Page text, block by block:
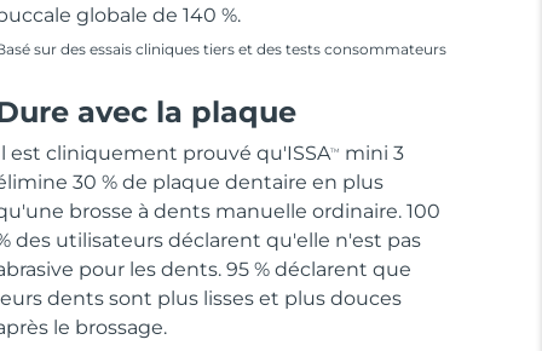
globale de 140 %.
sur des essais cliniques tiers et des tests consommateurs
avec la plaque
est cliniquement prouvé qu'ISSATM
mini 3
30 % de plaque dentaire en plus
brosse à dents manuelle ordinaire. 100
des utilisateurs déclarent qu'elle n'est pas
pour les dents. 95 % déclarent que
dents sont plus lisses et plus douces
le brossage.